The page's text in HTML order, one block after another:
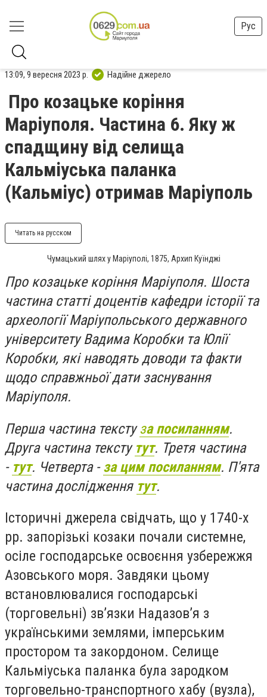
Рус
13:09, 9 вересня 2023 р. Надійне джерело
Про козацьке коріння
Маріуполя. Частина 6. Яку ж
спадщину від селища
Кальміуська паланка
(Кальміус) отримав Маріуполь
Читать на русском
Чумацький шлях у Маріуполі, 1875, Архип Куїнджі
Про козацьке коріння Маріуполя. Шоста
частина статті доцентів кафедри історії та
археології Маріупольського державного
університету Вадима Коробки та Юлії
Коробки, які наводять доводи та факти
щодо справжньої дати заснування
Маріуполя.
Перша частина текстуза посиланням.
Друга частина тексту тут. Третя частина
- тут. Четверта -за цим посиланням. П'ята
частина дослідження тут.
Історичні джерела свідчать, що у 1740-х
рр. запорізькі козаки почали системне,
осіле господарське освоєння узбережжя
Азовського моря. Завдяки цьому
встановлювалися господарські
(торговельні) зв’язки Надазов’я з
українськими землями, імперським
простором та закордоном. Селище
Кальміуська паланка була зародком
торговельно-транспортного хабу (вузла),